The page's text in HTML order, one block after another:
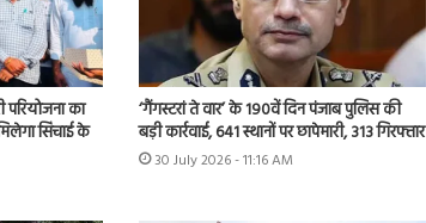
का
सिंचाई के
‘गैंगस्टरां ते वार’ के 190वें दिन पंजाब पुलिस की
बड़ी कार्रवाई, 641 स्थानों पर छापेमारी, 313 गिरफ्तार
30 July 2026 - 11:16 AM